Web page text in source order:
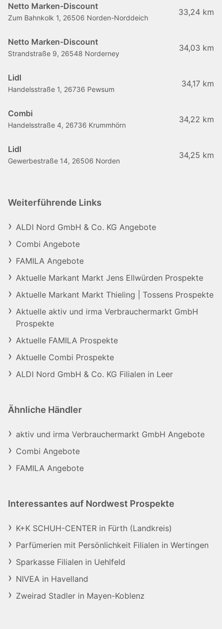
Netto Marken-Discount
Zum Bahnkolk 1, 26506 Norden-Norddeich
33,24 km
Netto Marken-Discount
Strandstraße 9, 26548 Norderney
34,03 km
Lidl
Handelsstraße 1, 26736 Pewsum
34,17 km
Combi
Handelsstraße 4, 26736 Krummhörn
34,22 km
Lidl
Gewerbestraße 14, 26506 Norden
34,25 km
Weiterführende Links
ALDI Nord GmbH & Co. KG Angebote
Combi Angebote
FAMILA Angebote
Aktuelle Markant Markt Jens Ellwürden Prospekte
Aktuelle Markant Markt Thieling | Tossens Prospekte
Aktuelle aktiv und irma Verbrauchermarkt GmbH
Prospekte
Aktuelle FAMILA Prospekte
Aktuelle Combi Prospekte
ALDI Nord GmbH & Co. KG Filialen in Leer
Ähnliche Händler
aktiv und irma Verbrauchermarkt GmbH Angebote
Combi Angebote
FAMILA Angebote
Interessantes auf Nordwest Prospekte
K+K SCHUH-CENTER in Fürth (Landkreis)
Parfümerien mit Persönlichkeit Filialen in Wertingen
Sparkasse Filialen in Uehlfeld
NIVEA in Havelland
Zweirad Stadler in Mayen-Koblenz